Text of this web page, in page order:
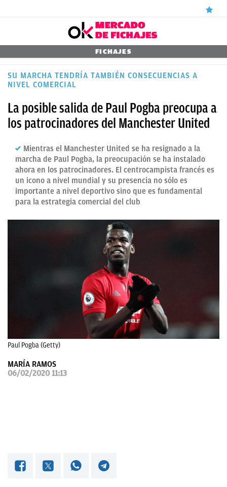
REAL
MADRID
BALONCESTO
CANTERA
FICHAJES
DIRECTO
FEMENINO
FICHAJES
SU MARCHA TENDRÍA TAMBIÉN CONSECUENCIAS A
NIVEL COMERCIAL
La posible salida de Paul Pogba preocupa a
los patrocinadores del Manchester United
Mientras el Manchester United se ha resignado a la
marcha de Paul Pogba, la preocupación se ha instalado
ahora en los patrocinadores. El centrocampista francés es
un icono a nivel mundial y su presencia no sólo es
importante a nivel deportivo sino que es fundamental
para la estrategia comercial del club
Paul Pogba (Getty)
MARÍA RAMOS
06/02/2020 11:13